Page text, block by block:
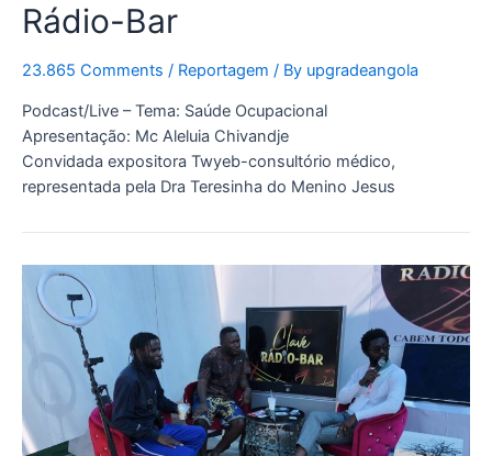
Rádio-Bar
23.865 Comments / Reportagem / By upgradeangola
Podcast/Live – Tema: Saúde Ocupacional
Apresentação: Mc Aleluia Chivandje
Convidada expositora Twyeb-consultório médico,
representada pela Dra Teresinha do Menino Jesus